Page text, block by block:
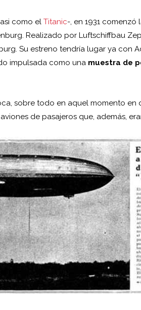
como el Titanic-, en 1931
Realizado por Luftschiffbau
. Su estreno tendría lugar ya con
impulsada como una muestra de
sobre todo en aquel momento en
de pasajeros que, además,